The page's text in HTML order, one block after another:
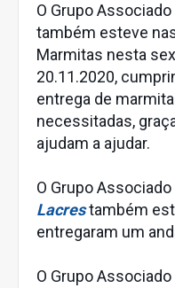
O Grupo Associado
também esteve
Marmitas nesta
20.11.2020,
entrega de
necessitadas,
ajudam a ajudar.
O Grupo Associado
Lacrestambém
entregaram um
O Grupo Associado